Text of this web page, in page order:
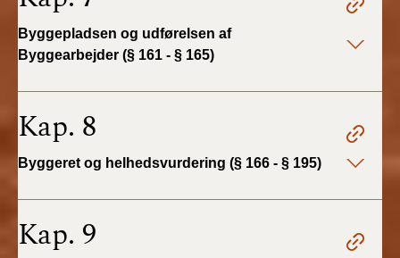
2019)
BR18 (1/1-4/7 2019)
2018)
BR18 (1/1-30/6
BR15 (2015-2018)
Byggepladsen og udførelsen af
Byggearbejder (§ 161 - § 165)
Kap. 8
Byggeret og helhedsvurdering (§ 166 - § 195)
Kap. 9